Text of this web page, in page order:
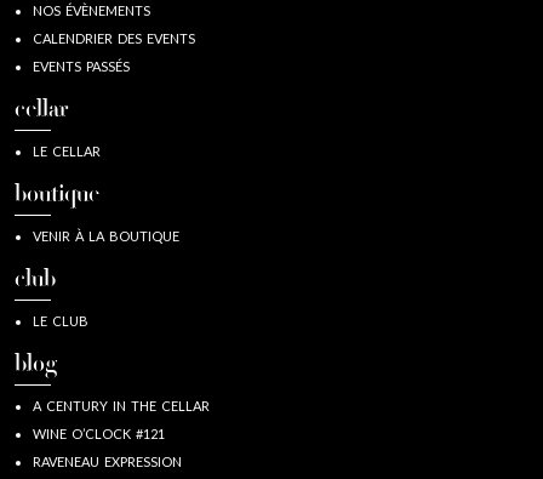
NOS ÉVÈNEMENTS
CALENDRIER DES EVENTS
EVENTS PASSÉS
cellar
LE CELLAR
boutique
VENIR À LA BOUTIQUE
club
LE CLUB
blog
A CENTURY IN THE CELLAR
WINE O’CLOCK #121
RAVENEAU EXPRESSION